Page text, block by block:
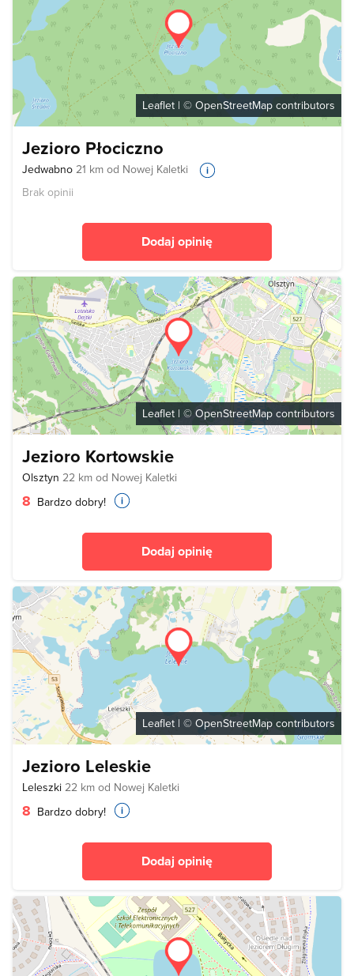
Leaflet | © OpenStreetMap contributors
Jezioro Płociczno
Jedwabno 21 km od Nowej Kaletki
Brak opinii
Dodaj opinię
Leaflet | © OpenStreetMap contributors
Jezioro Kortowskie
Olsztyn 22 km od Nowej Kaletki
8 Bardzo dobry!
Dodaj opinię
Leaflet | © OpenStreetMap contributors
Jezioro Leleskie
Leleszki 22 km od Nowej Kaletki
8 Bardzo dobry!
Dodaj opinię